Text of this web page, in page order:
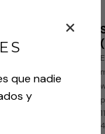
que nadie
y